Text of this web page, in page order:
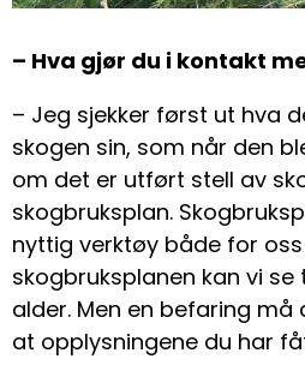
– Hva gjør du i kontakt
– Jeg sjekker først ut hva
skogen sin, som når den
om det er utført stell av
skogbruksplan.
nyttig verktøy både for oss
skogbruksplanen kan vi
alder. Men en befaring må
at opplysningene du har